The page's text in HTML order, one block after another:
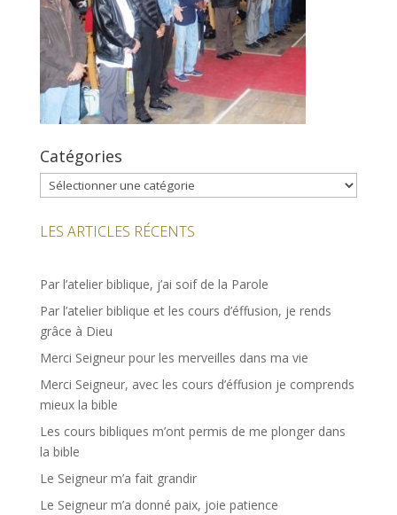
Catégories
Catégories
LES ARTICLES RÉCENTS
Par l’atelier biblique, j’ai soif de la Parole
Par l’atelier biblique et les cours d’éffusion, je rends
grâce à Dieu
Merci Seigneur pour les merveilles dans ma vie
Merci Seigneur, avec les cours d’éffusion je comprends
mieux la bible
Les cours bibliques m’ont permis de me plonger dans
la bible
Le Seigneur m’a fait grandir
Le Seigneur m’a donné paix, joie patience